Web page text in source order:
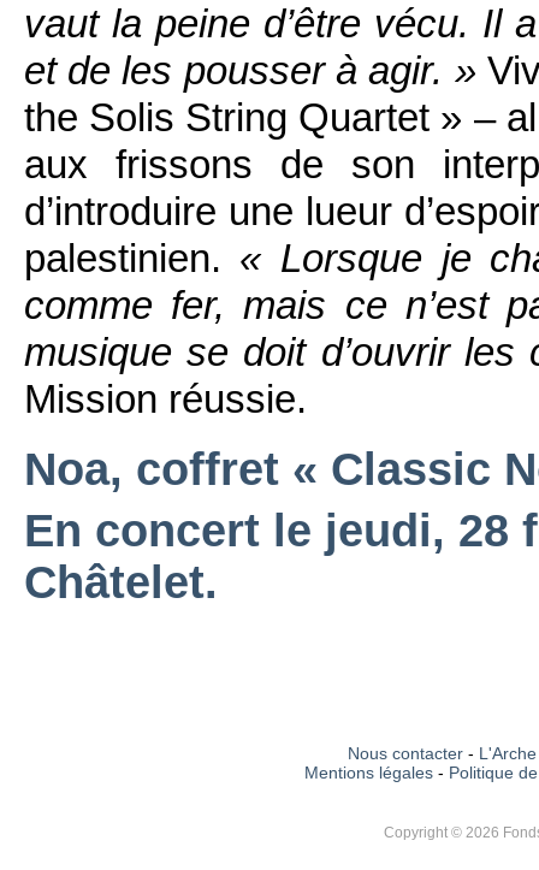
vaut la peine d’être vécu. Il
et de les pousser à agir. »
the Solis String Quartet » –
aux frissons de son
d’introduire une lueur
palestinien. « Lorsque je
comme fer, mais ce n’est
musique se doit d’ouvrir
Mission réussie.
Noa, coffret « Classic
En concert le jeudi, 28
Châtelet.
Nous contacter-
Mentions légales - Politique
Copyright © 2026